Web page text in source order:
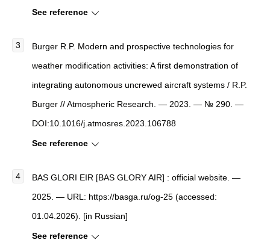
See reference
Burger R.P. Modern and prospective technologies for
weather modification activities: A first demonstration of
integrating autonomous uncrewed aircraft systems / R.P.
Burger // Atmospheric Research. — 2023. — № 290. —
DOI:10.1016/j.atmosres.2023.106788
See reference
BAS GLORI EIR [BAS GLORY AIR] : official website. —
2025. — URL: https://basga.ru/og-25 (accessed:
01.04.2026). [in Russian]
See reference